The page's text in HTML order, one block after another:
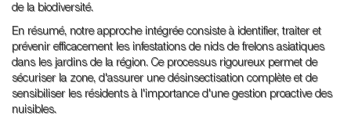
de la biodiversité.
En résumé, notre approche intégrée consiste à identifier, traiter et
prévenir efficacement les infestations de nids de frelons asiatiques
dans les jardins de la région. Ce processus rigoureux permet de
sécuriser la zone, d'assurer une désinsectisation complète et de
sensibiliser les résidents à l'importance d'une gestion proactive des
nuisibles.